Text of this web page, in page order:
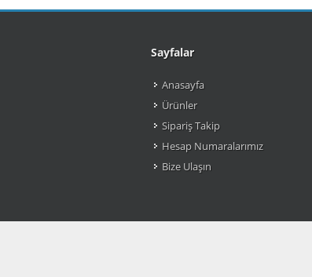
Sayfalar
Anasayfa
Ürünler
Sipariş Takip
Hesap Numaralarımız
Bize Ulaşın